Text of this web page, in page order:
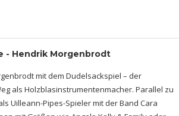
- Hendrik Morgenbrodt
mit dem Dudelsackspiel – der
als Holzblasinstrumentenmacher. Parallel zu
Uilleann-Pipes-Spieler mit der Band Cara